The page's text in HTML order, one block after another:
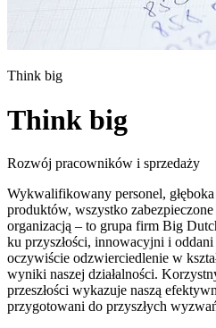
Think big
Think big
Rozwój pracowników i sprzedaży
Wykwalifikowany personel,
produktów, wszystko zabezpieczone
organizacją – to grupa firm Big
ku przyszłości, innowacyjni i
oczywiście odzwierciedlenie w
wyniki naszej działalności.
przeszłości wykazuje naszą
przygotowani do przyszłych